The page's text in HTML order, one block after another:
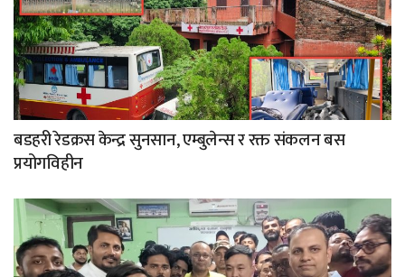
बडहरी रेडक्रस केन्द्र सुनसान, एम्बुलेन्स र रक्त संकलन बस
प्रयोगविहीन